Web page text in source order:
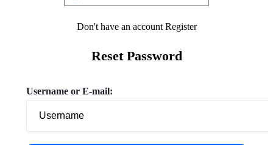
Don't have an account Register
Reset Password
Username or E-mail: